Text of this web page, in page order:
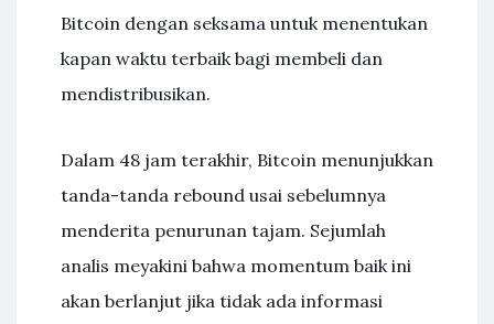
Bitcoin dengan seksama untuk menentukan
kapan waktu terbaik bagi membeli dan
mendistribusikan.
Dalam 48 jam terakhir, Bitcoin menunjukkan
tanda-tanda rebound usai sebelumnya
menderita penurunan tajam. Sejumlah
analis meyakini bahwa momentum baik ini
akan berlanjut jika tidak ada informasi